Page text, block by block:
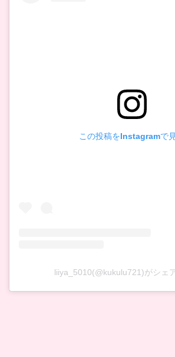
この投稿をInstagramで
liiya_5010(@kukulu721)がシェ